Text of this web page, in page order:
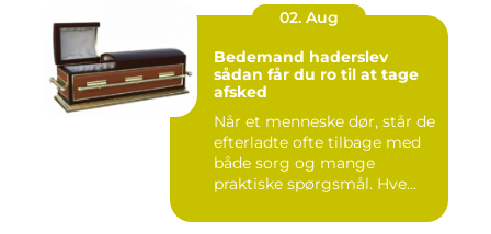
02. Aug
Bedemand haderslev
sådan får du ro til at tage
afsked
Når et menneske dør, står de
efterladte ofte tilbage med
både sorg og mange
praktiske spørgsmål. Hve...